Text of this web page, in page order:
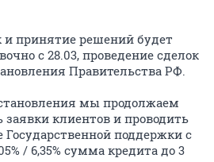
и принятие решений будет
с 28.03, проведение сделок
Правительства РФ.
мы продолжаем
заявки клиентов и проводить
поддержки с
/ 6,35% сумма кредита до 3